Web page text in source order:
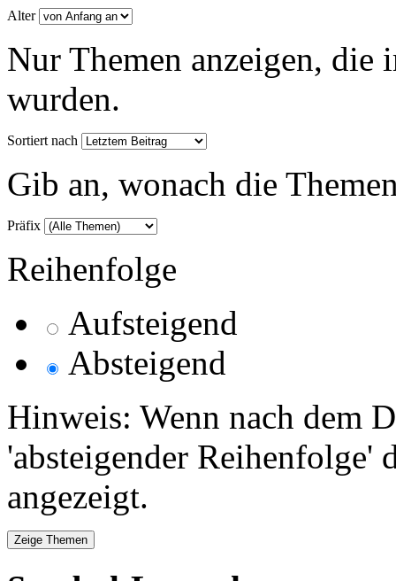
Alter
Nur Themen anzeigen, die
wurden.
Sortiert nach
Gib an, wonach die
Präfix
Reihenfolge
Aufsteigend
Absteigend
Hinweis: Wenn nach dem
'absteigender Reihenfolge'
angezeigt.